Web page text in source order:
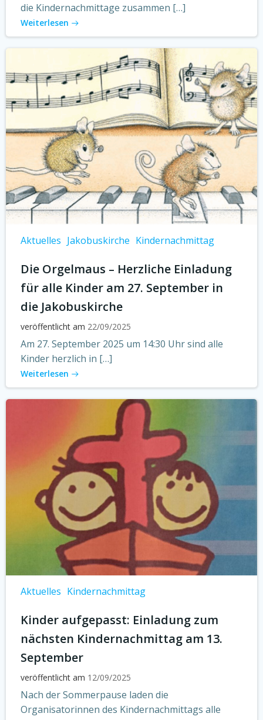
die Kindernachmittage zusammen […]
Weiterlesen
Aktuelles Jakobuskirche Kindernachmittag
Die Orgelmaus – Herzliche Einladung
für alle Kinder am 27. September in
die Jakobuskirche
veröffentlicht am 22/09/2025
Am 27. September 2025 um 14:30 Uhr sind alle
Kinder herzlich in […]
Weiterlesen
Aktuelles Kindernachmittag
Kinder aufgepasst: Einladung zum
nächsten Kindernachmittag am 13.
September
veröffentlicht am 12/09/2025
Nach der Sommerpause laden die
Organisatorinnen des Kindernachmittags alle